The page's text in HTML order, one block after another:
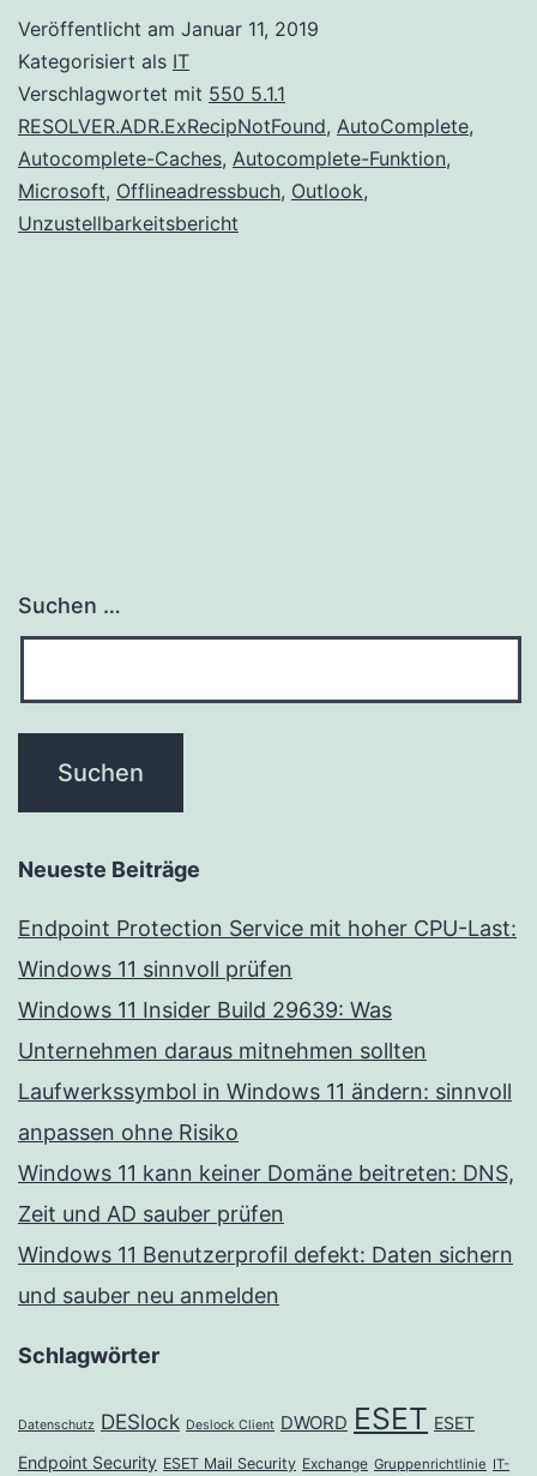
Veröffentlicht am Januar 11, 2019
Kategorisiert als IT
Verschlagwortet mit 550 5.1.1
RESOLVER.ADR.ExRecipNotFound, AutoComplete,
Autocomplete-Caches, Autocomplete-Funktion,
Microsoft, Offlineadressbuch, Outlook,
Unzustellbarkeitsbericht
Suchen …
Neueste Beiträge
Endpoint Protection Service mit hoher CPU-Last:
Windows 11 sinnvoll prüfen
Windows 11 Insider Build 29639: Was
Unternehmen daraus mitnehmen sollten
Laufwerkssymbol in Windows 11 ändern: sinnvoll
anpassen ohne Risiko
Windows 11 kann keiner Domäne beitreten: DNS,
Zeit und AD sauber prüfen
Windows 11 Benutzerprofil defekt: Daten sichern
und sauber neu anmelden
Schlagwörter
Datenschutz DESlock Deslock Client DWORD ESET ESET
Endpoint Security ESET Mail Security Exchange Gruppenrichtlinie IT-